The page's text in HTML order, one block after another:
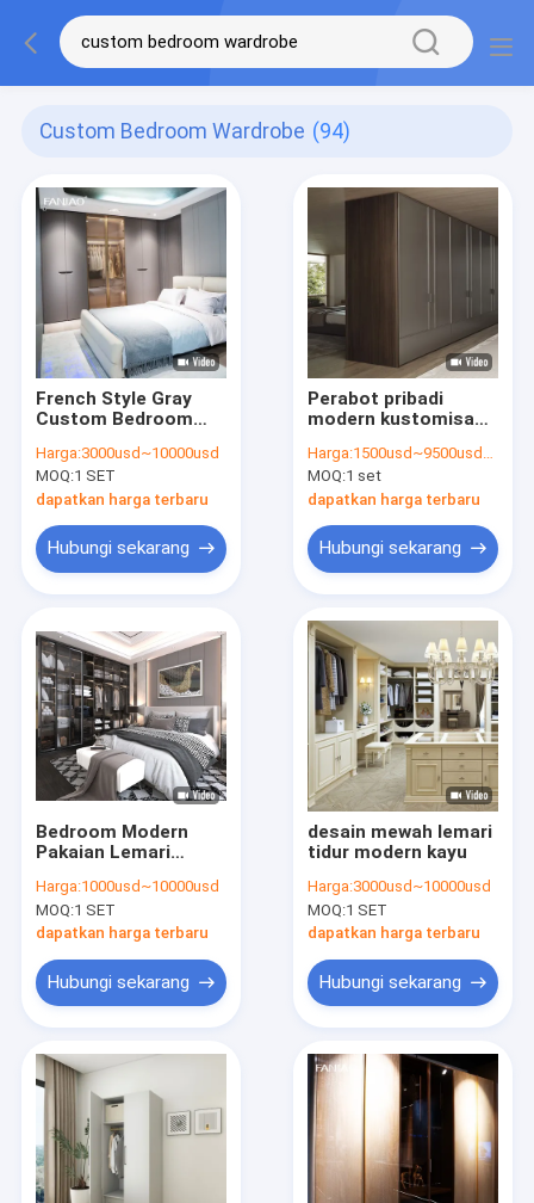
Custom Bedroom Wardrobe (94)
French Style Gray
Custom Bedroom
Pintu Kaca
Harga:3000usd~10000usd
MOQ:1 SET
dapatkan harga terbaru
Hubungi sekarang
Perabot pribadi
modern kustomisasi
pakaian Walk In
Lemari pakaian
Harga:1500usd~9500usd/customized according to material&dimension
MOQ:1 set
dapatkan harga terbaru
Hubungi sekarang
Bedroom Modern
Pakaian Lemari
Lampu LED Dan Pintu
Kaca
Harga:1000usd~10000usd
MOQ:1 SET
dapatkan harga terbaru
Hubungi sekarang
desain mewah lemari
tidur modern kayu
Harga:3000usd~10000usd
MOQ:1 SET
dapatkan harga terbaru
Hubungi sekarang